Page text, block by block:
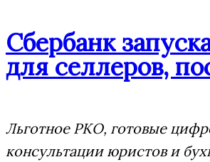
Сбербанк
для селлеров,
Льготное РКО, готовые
консультации юристов и